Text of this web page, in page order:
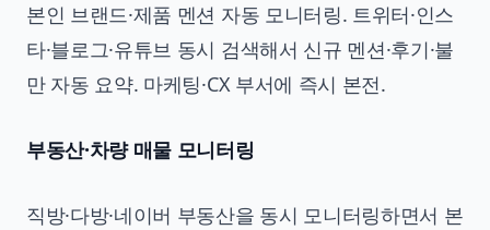
본인 브랜드·제품 멘션 자동 모니터링. 트위터·인스
타·블로그·유튜브 동시 검색해서 신규 멘션·후기·불
만 자동 요약. 마케팅·CX 부서에 즉시 본전.
부동산·차량 매물 모니터링
직방·다방·네이버 부동산을 동시 모니터링하면서 본